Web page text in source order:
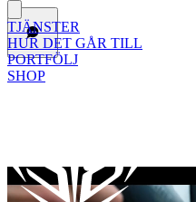
TJÄNSTER
HUR DET GÅR TILL
PORTFÖLJ
SHOP